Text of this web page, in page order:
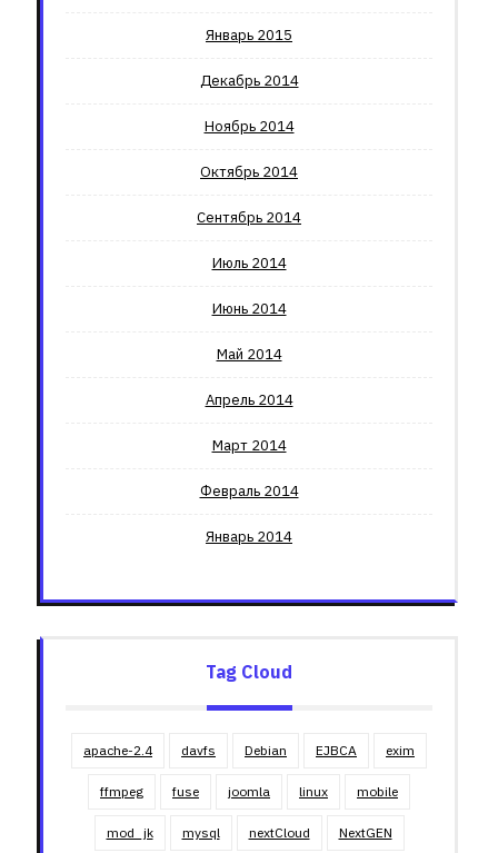
Январь 2015
Декабрь 2014
Ноябрь 2014
Октябрь 2014
Сентябрь 2014
Июль 2014
Июнь 2014
Май 2014
Апрель 2014
Март 2014
Февраль 2014
Январь 2014
Tag Cloud
apache-2.4 davfs Debian EJBCA exim
ffmpeg fuse joomla linux mobile
mod_jk mysql nextCloud NextGEN